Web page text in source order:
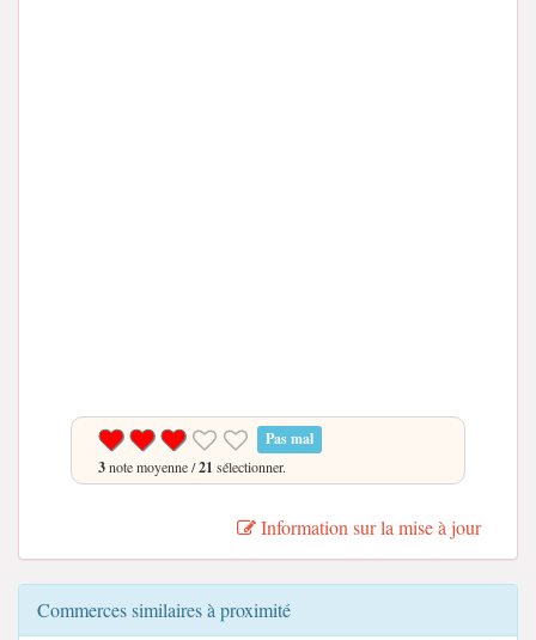
Pas mal
3note moyenne /21 sélectionner.
Information sur la mise à jour
Commerces similaires à proximité